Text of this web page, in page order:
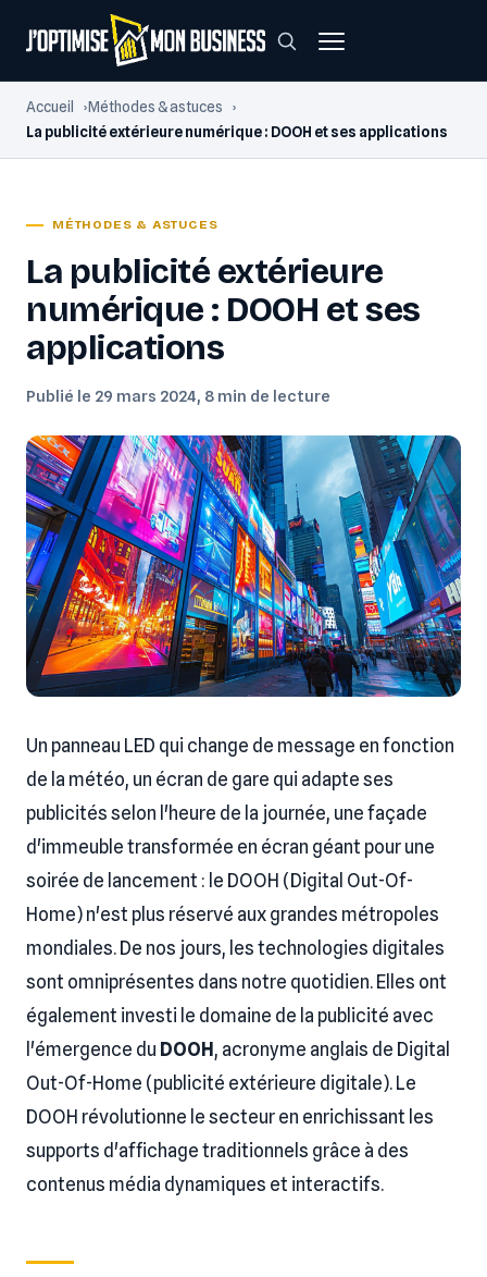
Accueil
Méthodes & astuces
La publicité extérieure numérique : DOOH et ses applications
MÉTHODES & ASTUCES
La publicité extérieure
numérique : DOOH et ses
applications
Publié le 29 mars 2024, 8 min de lecture
Un panneau LED qui change de message en fonction
de la météo, un écran de gare qui adapte ses
publicités selon l'heure de la journée, une façade
d'immeuble transformée en écran géant pour une
soirée de lancement : le DOOH (Digital Out-Of-
Home) n'est plus réservé aux grandes métropoles
mondiales. De nos jours, les technologies digitales
sont omniprésentes dans notre quotidien. Elles ont
également investi le domaine de la publicité avec
l'émergence du DOOH , acronyme anglais de Digital
Out-Of-Home (publicité extérieure digitale). Le
DOOH révolutionne le secteur en enrichissant les
supports d'affichage traditionnels grâce à des
contenus média dynamiques et interactifs.